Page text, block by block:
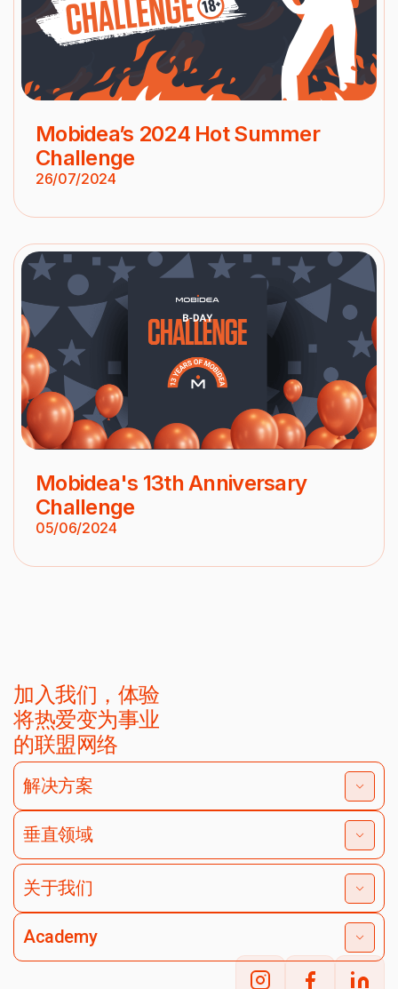
Mobidea’s 2024 Hot Summer
Challenge
26/07/2024
Mobidea's 13th Anniversary
Challenge
05/06/2024
加入我们，体验
将热爱变为事业
的联盟网络
解决方案
垂直领域
关于我们
Academy